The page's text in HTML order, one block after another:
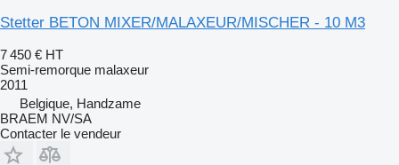
Stetter BETON MIXER/MALAXEUR/MISCHER - 10 M3
7 450 € HT
Semi-remorque malaxeur
2011
Belgique, Handzame
BRAEM NV/SA
Contacter le vendeur